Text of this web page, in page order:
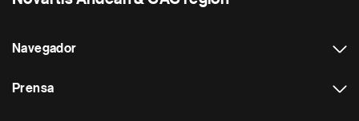
Navegador
Prensa